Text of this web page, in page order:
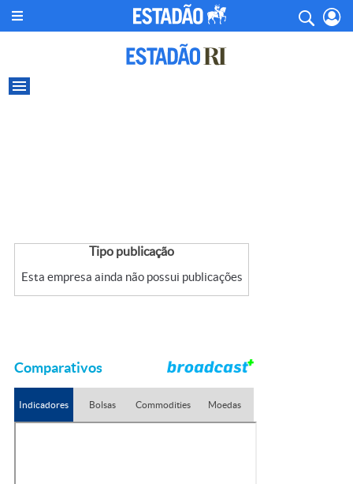
Tipo publicação
Esta empresa ainda não possui publicações
Comparativos
Indicadores Bolsas Commodities Moedas